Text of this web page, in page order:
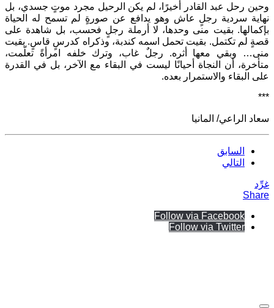
وحين رحل عبد القادر أخيرًا، لم يكن الرحيل مجرد موتٍ جسدي، بل
نهاية سردية رجلٍ عاش وهو يدافع عن صورةٍ لم تسمح له الحياة
بإكمالها. بقيت منى وحدها، لا أرملة رجلٍ فحسب، بل شاهدة على
قصةٍ لم تكتمل. بقيت تحمل اسمه كندبة، وذكراه كدرسٍ قاسٍ. بقيت
منى… وبقي معها أثره. رجلٌ غاب، وترك خلفه امرأةً تعلّمت،
متأخرة، أن النجاة أحيانًا ليست في البقاء مع الآخر، بل في القدرة
على البقاء والاستمرار بعده.
***
سعاد الراعي/ المانيا
السابق
التالي
غرِّد
Share
Follow via Facebook
Follow via Twitter